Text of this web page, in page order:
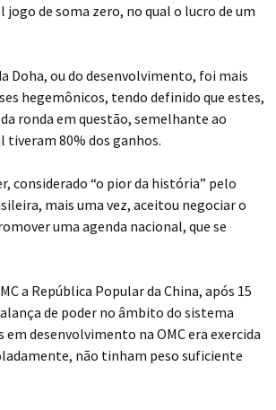
de soma zero, no qual o lucro de um
Doha, ou do desenvolvimento, foi mais
hegemônicos, tendo definido que estes,
ronda em questão, semelhante ao
tiveram 80% dos ganhos.
considerado “o pior da história” pelo
mais uma vez, aceitou negociar o
uma agenda nacional, que se
a República Popular da China, após 15
de poder no âmbito do sistema
desenvolvimento na OMC era exercida
não tinham peso suficiente